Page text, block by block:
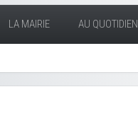
LA MAIRIE AU QUOTIDIEN